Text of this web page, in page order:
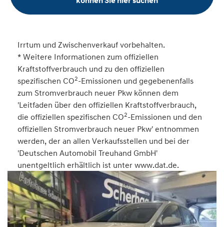
Irrtum und Zwischenverkauf vorbehalten.
* Weitere Informationen zum offiziellen
Kraftstoffverbrauch und zu den offiziellen
spezifischen CO2-Emissionen und gegebenenfalls
zum Stromverbrauch neuer Pkw können dem
'Leitfaden über den offiziellen Kraftstoffverbrauch,
die offiziellen spezifischen CO2-Emissionen und den
offiziellen Stromverbrauch neuer Pkw' entnommen
werden, der an allen Verkaufsstellen und bei der
'Deutschen Automobil Treuhand GmbH'
unentgeltlich erhältlich ist unter www.dat.de.